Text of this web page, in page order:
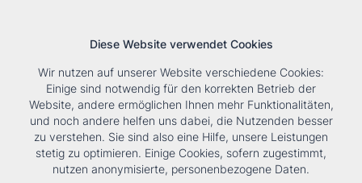
Tools Unternehmen Karriere KontaktSuche
‹ Zurück
Anfrage
Diese Website verwendet Cookies
Wir nutzen auf unserer Website verschiedene Cookies:
Einige sind notwendig für den korrekten Betrieb der
Website, andere ermöglichen Ihnen mehr Funktionalitäten,
und noch andere helfen uns dabei, die Nutzenden besser
zu verstehen. Sie sind also eine Hilfe, unsere Leistungen
stetig zu optimieren. Einige Cookies, sofern zugestimmt,
nutzen anonymisierte, personenbezogene Daten.